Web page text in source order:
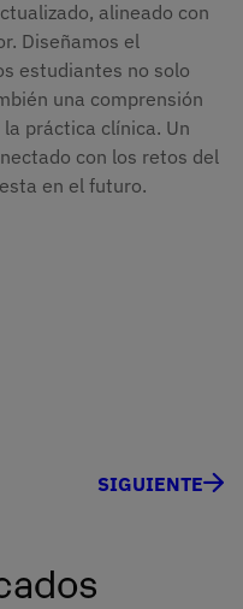
alineado con
Diseñamos el
estudiantes no solo
una comprensión
práctica clínica. Un
con los retos del
en el futuro.
SIGUIENTE